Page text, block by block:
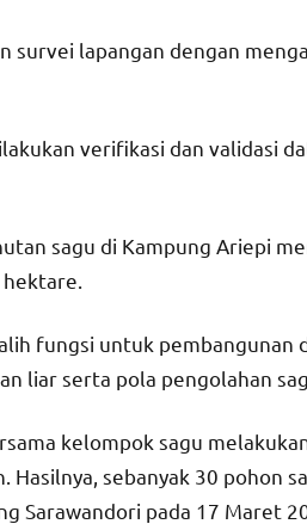
survei lapangan dengan
verifikasi dan validasi
sagu di Kampung Ariepi
fungsi untuk pembangunan
liar serta pola pengolahan
kelompok sagu
sebanyak 30 pohon
Sarawandori pada 17 Maret